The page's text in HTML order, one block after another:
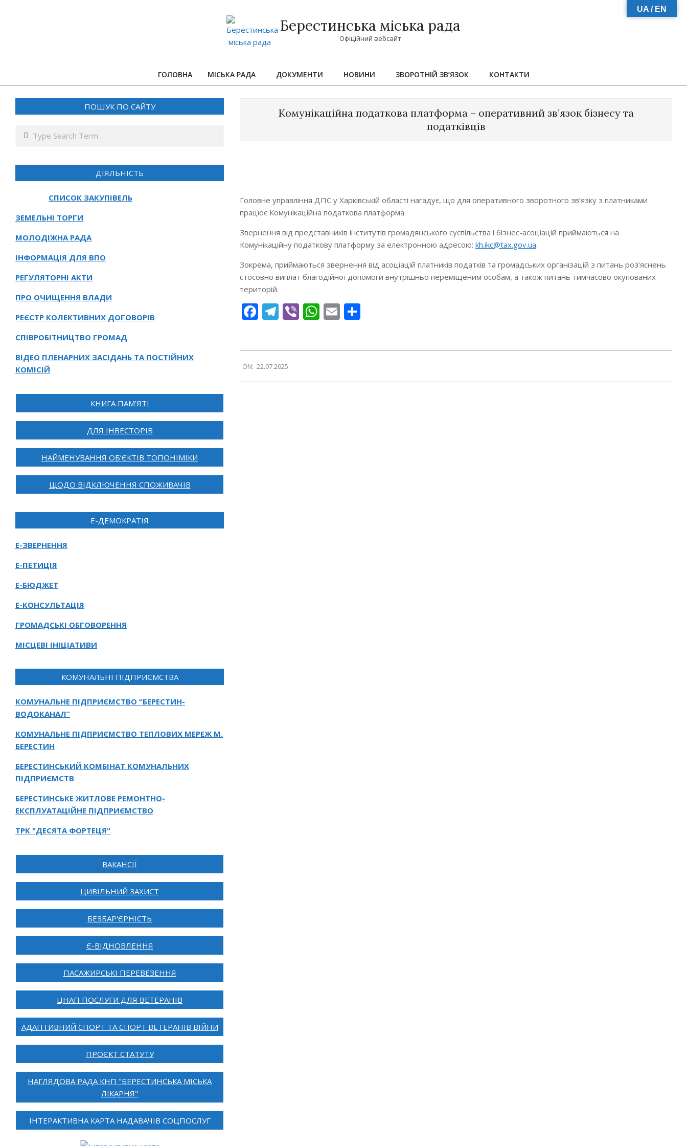
Берестинська міська рада
Офіційний вебсайт
Primary
ГОЛОВНА МІСЬКА РАДА ДОКУМЕНТИ НОВИНИ ЗВОРОТНІЙ ЗВ’ЯЗОК КОНТАКТИ
Комунікаційна податкова платформа – оперативний зв’язок бізнесу та
податківців
Головне управління ДПС у Харківській області нагадує, що для оперативного зворотного зв’язку з платниками
працює Комунікаційна податкова платформа.
Звернення від представників інститутів громадянського суспільства і бізнес-асоціацій приймаються на
Комунікаційну податкову платформу за електронною адресою: kh.ikc@tax.gov.ua.
Зокрема, приймаються звернення від асоціацій платників податків та громадських організацій з питань роз’яснень
стосовно виплат благодійної допомоги внутрішньо переміщеним особам, а також питань тимчасово окупованих
територій.
Facebook
Telegram
ViberWhatsApp
Email
07-
22
ON: 22.07.2025
ПОШУК ПО САЙТУ
Search
ДІЯЛЬНІСТЬ
СПИСОК ЗАКУПІВЕЛЬ
ЗЕМЕЛЬНІ ТОРГИ
МОЛОДІЖНА РАДА
ІНФОРМАЦІЯ ДЛЯ ВПО
РЕГУЛЯТОРНІ АКТИ
ПРО ОЧИЩЕННЯ ВЛАДИ
РЕЄСТР КОЛЕКТИВНИХ ДОГОВОРІВ
СПІВРОБІТНИЦТВО ГРОМАД
ВІДЕО ПЛЕНАРНИХ ЗАСІДАНЬ ТА ПОСТІЙНИХ
КОМІСІЙ
КНИГА ПАМ’ЯТІ
ДЛЯ ІНВЕСТОРІВ
НАЙМЕНУВАННЯ ОБ’ЄКТІВ ТОПОНІМІКИ
ЩОДО ВІДКЛЮЧЕННЯ СПОЖИВАЧІВ
Е-ДЕМОКРАТІЯ
Е-ЗВЕРНЕННЯ
Е-ПЕТИЦІЯ
Е-БЮДЖЕТ
Е-КОНСУЛЬТАЦІЯ
ГРОМАДСЬКІ ОБГОВОРЕННЯ
МІСЦЕВІ ІНІЦІАТИВИ
КОМУНАЛЬНІ ПІДПРИЄМСТВА
КОМУНАЛЬНЕ ПІДПРИЄМСТВО “БЕРЕСТИН-
ВОДОКАНАЛ”
КОМУНАЛЬНЕ ПІДПРИЄМСТВО ТЕПЛОВИХ МЕРЕЖ М.
БЕРЕСТИН
БЕРЕСТИНСЬКИЙ КОМБІНАТ КОМУНАЛЬНИХ
ПІДПРИЄМСТВ
БЕРЕСТИНСЬКЕ ЖИТЛОВЕ РЕМОНТНО-
ЕКСПЛУАТАЦІЙНЕ ПІДПРИЄМСТВО
ТРК "ДЕСЯТА ФОРТЕЦЯ"
ВАКАНСІЇ
ЦИВІЛЬНИЙ ЗАХИСТ
БЕЗБАР'ЄРНІСТЬ
Є-ВІДНОВЛЕННЯ
ПАСАЖИРСЬКІ ПЕРЕВЕЗЕННЯ
ЦНАП ПОСЛУГИ ДЛЯ ВЕТЕРАНІВ
АДАПТИВНИЙ СПОРТ ТА СПОРТ ВЕТЕРАНІВ ВІЙНИ
ПРОЄКТ СТАТУТУ
НАГЛЯДОВА РАДА КНП "БЕРЕСТИНСЬКА МІСЬКА
ЛІКАРНЯ"
ІНТЕРАКТИВНА КАРТА НАДАВАЧІВ СОЦПОСЛУГ
UA / EN